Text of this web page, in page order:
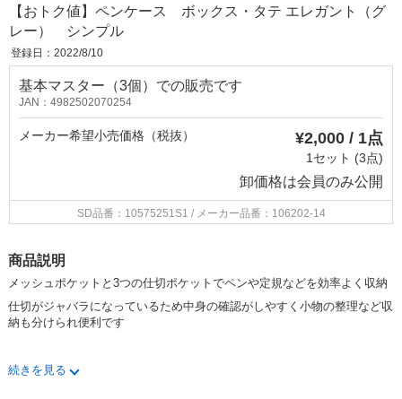
【おトク値】ペンケース ボックス・タテ エレガント（グ
レー） シンプル
登録日：2022/8/10
基本マスター（3個）での販売です
JAN：4982502070254
メーカー希望小売価格（税抜） ¥2,000 / 1点
1セット (3点)
卸価格は会員のみ公開
SD品番：10575251S1 / メーカー品番：106202-14
商品説明
メッシュポケットと3つの仕切ポケットでペンや定規などを効率よく収納
仕切がジャバラになっているため中身の確認がしやすく小物の整理など収
納も分けられ便利です
・仕切がたくさんあるため中身の分類や整理整頓に便利
続きを見る